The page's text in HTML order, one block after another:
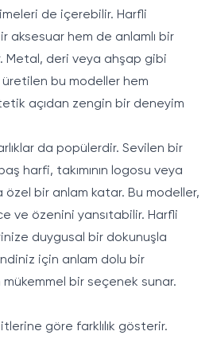
de içerebilir. Harfli
aksesuar hem de anlamlı bir
Metal, deri veya ahşap gibi
bu modeller hem
açıdan zengin bir deneyim
da popülerdir. Sevilen bir
harfi, takımının logosu veya
bir anlam katar. Bu modeller,
ve özenini yansıtabilir. Harfli
duygusal bir dokunuşla
için anlam dolu bir
bir seçenek sunar.
göre farklılık gösterir.